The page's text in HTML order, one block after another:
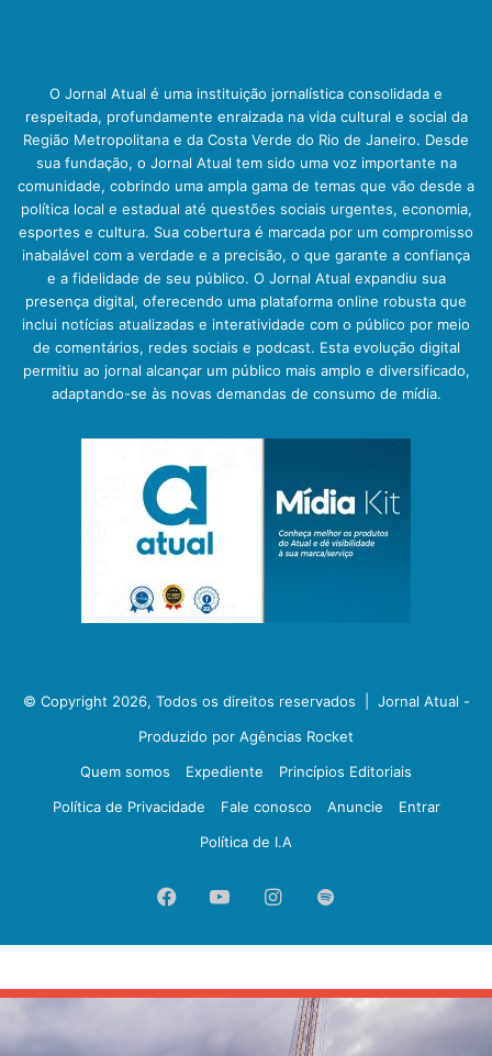
O Jornal Atual é uma instituição jornalística consolidada e
respeitada, profundamente enraizada na vida cultural e social da
Região Metropolitana e da Costa Verde do Rio de Janeiro. Desde
sua fundação, o Jornal Atual tem sido uma voz importante na
comunidade, cobrindo uma ampla gama de temas que vão desde a
política local e estadual até questões sociais urgentes, economia,
esportes e cultura. Sua cobertura é marcada por um compromisso
inabalável com a verdade e a precisão, o que garante a confiança
e a fidelidade de seu público. O Jornal Atual expandiu sua
presença digital, oferecendo uma plataforma online robusta que
inclui notícias atualizadas e interatividade com o público por meio
de comentários, redes sociais e podcast. Esta evolução digital
permitiu ao jornal alcançar um público mais amplo e diversificado,
adaptando-se às novas demandas de consumo de mídia.
© Copyright 2026, Todos os direitos reservados | Jornal Atual -
Produzido por Agências Rocket
Quem somos
Expediente
Princípios Editoriais
Política de Privacidade
Fale conosco Anuncie
Entrar
Política de I.A
FacebookYouTubeInstagram
Spotify